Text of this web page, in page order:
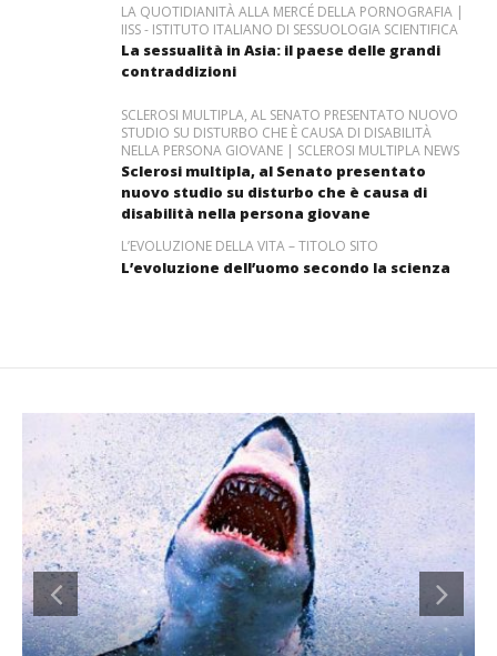
LA QUOTIDIANITÀ ALLA MERCÉ DELLA PORNOGRAFIA |
IISS - ISTITUTO ITALIANO DI SESSUOLOGIA SCIENTIFICA
La sessualità in Asia: il paese delle grandi
contraddizioni
SCLEROSI MULTIPLA, AL SENATO PRESENTATO NUOVO
STUDIO SU DISTURBO CHE È CAUSA DI DISABILITÀ
NELLA PERSONA GIOVANE | SCLEROSI MULTIPLA NEWS
Sclerosi multipla, al Senato presentato
nuovo studio su disturbo che è causa di
disabilità nella persona giovane
L’EVOLUZIONE DELLA VITA – TITOLO SITO
L’evoluzione dell’uomo secondo la scienza